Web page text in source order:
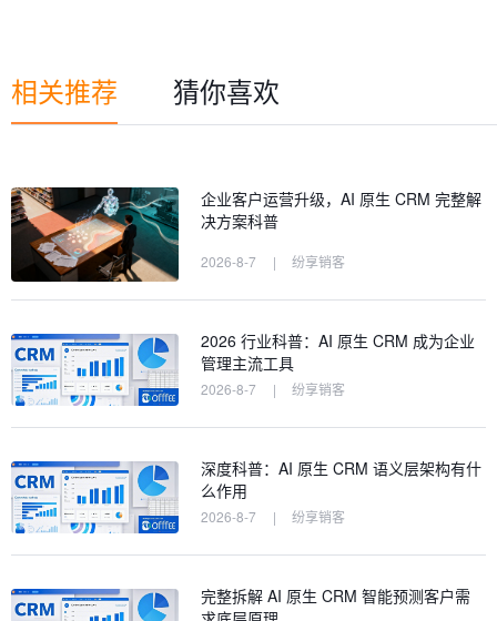
相关推荐 猜你喜欢
企业客户运营升级，AI 原生 CRM 完整解
决方案科普
2026-8-7 | 纷享销客
2026 行业科普：AI 原生 CRM 成为企业
管理主流工具
2026-8-7 | 纷享销客
深度科普：AI 原生 CRM 语义层架构有什
么作用
2026-8-7 | 纷享销客
完整拆解 AI 原生 CRM 智能预测客户需